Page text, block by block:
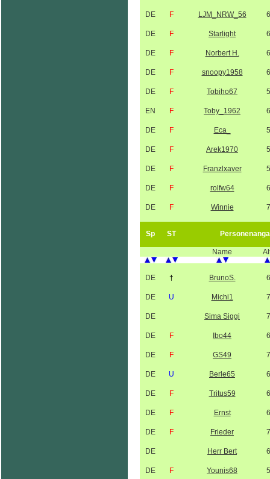
DE F LJM_NRW_56
DE F Starlight
DE F Norbert H.
DE F snoopy1958
DE F Tobiho67
EN F Toby_1962
DE F Eca_
DE F Arek1970
DE F Franzlxaver
DE F rolfw64
DE F Winnie
Sp ST
Name
DE † BrunoS.
DE U Michi1
DE Sima Siggi
DE F Ibo44
DE F GS49
DE U Berle65
DE F Tritus59
DE F Ernst
DE F Frieder
DE Herr Bert
DE F Younis68